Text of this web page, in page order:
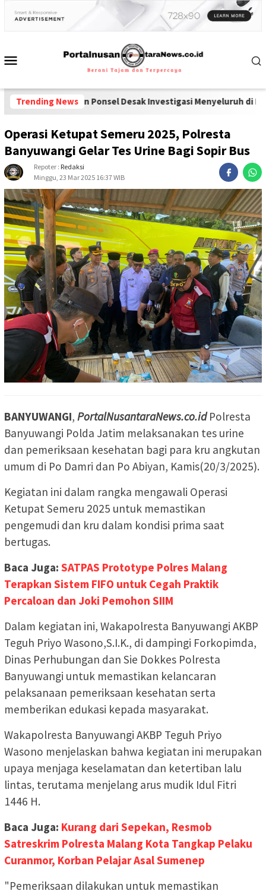
Trending News
dan Ponsel Desak Investigasi Menyeluruh di Lapas
Operasi Ketupat Semeru 2025, Polresta
Banyuwangi Gelar Tes Urine Bagi Sopir Bus
Repoter : Redaksi
Minggu, 23 Mar 2025 16:37 WIB
BANYUWANGI, PortalNusantaraNews.co.idPolresta
Banyuwangi Polda Jatim melaksanakan tes urine
dan pemeriksaan kesehatan bagi para kru angkutan
umum di Po Damri dan Po Abiyan, Kamis(20/3/2025).
Kegiatan ini dalam rangka mengawali Operasi
Ketupat Semeru 2025 untuk memastikan
pengemudi dan kru dalam kondisi prima saat
bertugas.
Baca Juga: SATPAS Prototype Polres Malang
Terapkan Sistem FIFO untuk Cegah Praktik
Percaloan dan Joki Pemohon SIIM
Dalam kegiatan ini, Wakapolresta Banyuwangi AKBP
Teguh Priyo Wasono,S.I.K., di dampingi Forkopimda,
Dinas Perhubungan dan Sie Dokkes Polresta
Banyuwangi untuk memastikan kelancaran
pelaksanaan pemeriksaan kesehatan serta
memberikan edukasi kepada masyarakat.
Wakapolresta Banyuwangi AKBP Teguh Priyo
Wasono menjelaskan bahwa kegiatan ini merupakan
upaya menjaga keselamatan dan ketertiban lalu
lintas, terutama menjelang arus mudik Idul Fitri
1446 H.
Baca Juga: Kurang dari Sepekan, Resmob
Satreskrim Polresta Malang Kota Tangkap Pelaku
Curanmor, Korban Pelajar Asal Sumenep
"Pemeriksaan dilakukan untuk memastikan